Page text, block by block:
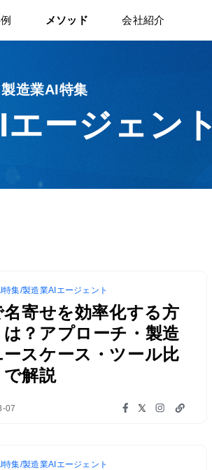
メソッド 会社紹介
製造業AI特集
ージェント
特集/製造業AIエージェント
名寄せを効率化する方
は？アプローチ・製造
ースケース・ツール比
で解説
07
特集/製造業AIエージェント